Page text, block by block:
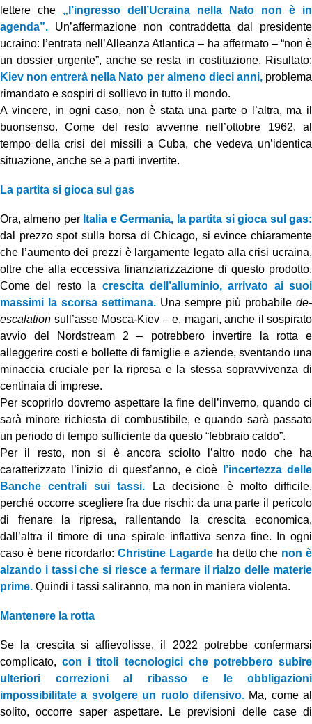
lettere che „l’ingresso dell’Ucraina nella Nato non è in
agenda”. Un’affermazione non contraddetta dal presidente
ucraino: l’entrata nell’Alleanza Atlantica – ha affermato – “non è
un dossier urgente”, anche se resta in costituzione. Risultato:
Kiev non entrerà nella Nato per almeno dieci anni,problema
rimandato e sospiri di sollievo in tutto il mondo.
A vincere, in ogni caso, non è stata una parte o l’altra, ma il
buonsenso. Come del resto avvenne nell’ottobre 1962, al
tempo della crisi dei missili a Cuba, che vedeva un’identica
situazione, anche se a parti invertite.
La partita si gioca sul gas
Ora, almeno per Italia e Germania, la partita si gioca sul gas:
dal prezzo spot sulla borsa di Chicago, si evince chiaramente
che l’aumento dei prezzi è largamente legato alla crisi ucraina,
oltre che alla eccessiva finanziarizzazione di questo prodotto.
Come del resto la crescita dell’alluminio, arrivato ai suoi
massimi la scorsa settimana.Una sempre più probabile de-
escalation sull’asse Mosca-Kiev – e, magari, anche il sospirato
avvio del Nordstream 2 – potrebbero invertire la rotta e
alleggerire costi e bollette di famiglie e aziende, sventando una
minaccia cruciale per la ripresa e la stessa sopravvivenza di
centinaia di imprese.
Per scoprirlo dovremo aspettare la fine dell’inverno, quando ci
sarà minore richiesta di combustibile, e quando sarà passato
un periodo di tempo sufficiente da questo “febbraio caldo”.
Per il resto, non si è ancora sciolto l’altro nodo che ha
caratterizzato l’inizio di quest’anno, e cioè
l’incertezza delle
Banche centrali sui tassi. La decisione è molto difficile,
perché occorre scegliere fra due rischi: da una parte il pericolo
di frenare la ripresa, rallentando la crescita economica,
dall’altra il timore di una spirale inflattiva senza fine. In ogni
caso è bene ricordarlo:Christine Lagarde ha detto che non è
alzando i tassi che si riesce a fermare il rialzo delle materie
prime. Quindi i tassi saliranno, ma non in maniera violenta.
Mantenere la rotta
Se la crescita si affievolisse, il 2022 potrebbe confermarsi
complicato,con i titoli tecnologici che potrebbero subire
ulteriori correzioni al ribasso e le obbligazioni
impossibilitate a svolgere un ruolo difensivo.Ma, come al
solito, occorre saper aspettare. Le previsioni delle case di